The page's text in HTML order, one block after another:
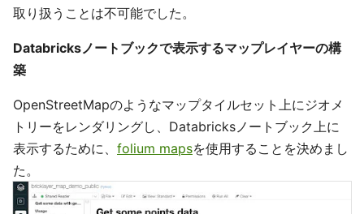
取り扱うことは不可能でした。
Databricksノートブックで表示するマップレイヤーの構
築
OpenStreetMapのようなマップタイルセット上にジオメ
トリーをレンダリングし、Databricksノートブック上に
表示するために、 folium mapsを使用することを決めまし
た。